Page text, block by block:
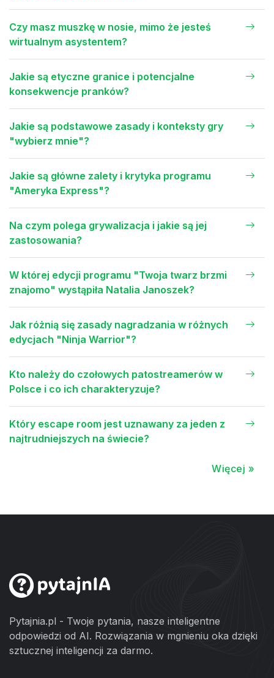
Czy masz muszkę w nosie, mimo że jesteś
wirtualnym asystentem?
Jakie są etyczne granice i potencjalne
konsekwencje pranków?
Jakie są podstawowe zasady i konteksty gry
"wybierz mnie"?
Jakie są główne zalety i krytyka programu
"Ameryka Express"?
Na czym polega grywalizacja i jakie są jej
zastosowania?
W której edycji programu "Twoja twarz brzmi
znajomo" wystąpiła Natalia Janoszek?
Jak różnią się zasady nagradzania w różnych
edycjach "Ninja Warrior"?
Kto należy do czołowych patostreamerów w
Polsce i co ich charakteryzuje?
Który escape room jest uznawany za jeden z
najtrudniejszych na świecie?
Więcej »
Pytajnia.pl - Twoje pytania, nasze inteligentne
odpowiedzi od AI. Rozwiązania w mgnieniu oka dzięki
sztucznej inteligencji za darmo.